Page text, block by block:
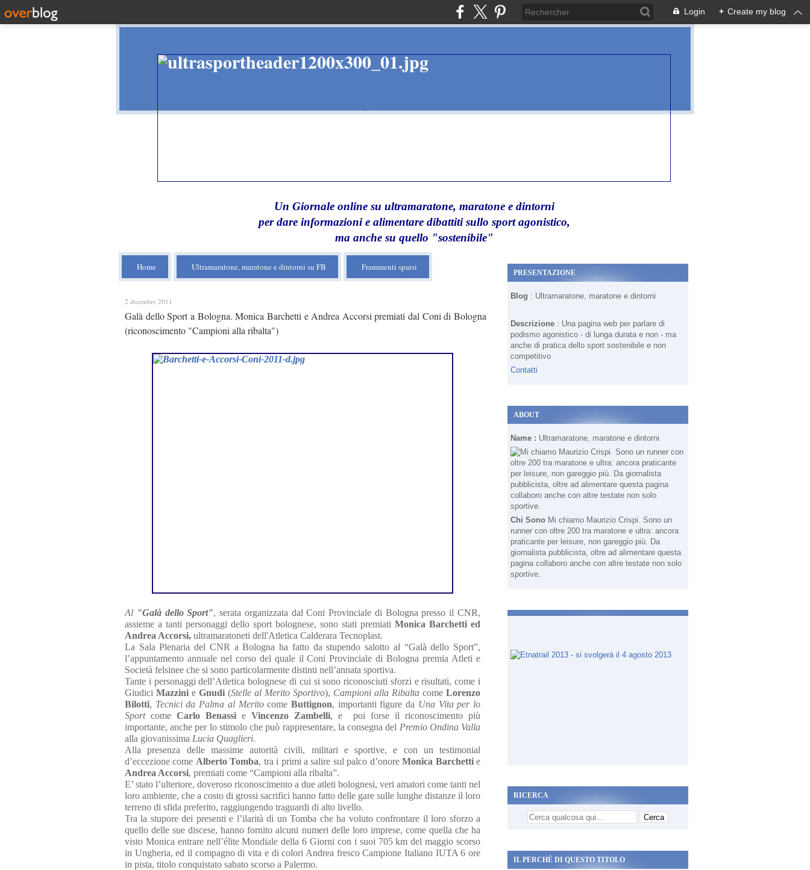
Login + Create my blog
Un Giornale online su ultramaratone, maratone e dintorni
per dare informazioni e alimentare dibattiti sullo sport agonistico,
ma anche su quello "sostenibile"
Home Ultramaratone, maratone e dintorni su FB Frammenti sparsi
2 dicembre 2011
Galà dello Sport a Bologna. Monica Barchetti e Andrea Accorsi premiati dal Coni di Bologna
(riconoscimento "Campioni alla ribalta")
Al "Galà dello Sport", serata organizzata dal Coni Provinciale di Bologna presso il CNR,
assieme a tanti personaggi dello sport bolognese, sono stati premiati Monica Barchetti ed
Andrea Accorsi, ultramaratoneti dell'Atletica Calderara Tecnoplast.
La Sala Plenaria del CNR a Bologna ha fatto da stupendo salotto al “Galà dello Sport”,
l’appuntamento annuale nel corso del quale il Coni Provinciale di Bologna premia Atleti e
Società felsinee che si sono particolarmente distinti nell’annata sportiva.
Tante i personaggi dell’Atletica bolognese di cui si sono riconosciuti sforzi e risultati, come i
Giudici Mazzini e Gnudi (Stelle al Merito Sportivo), Campioni alla Ribalta come Lorenzo
Bilotti, Tecnici da Palma al MeritocomeButtignon, importanti figure da Una Vita per lo
Sportcome Carlo Benassi e Vincenzo Zambelli, e poi forse il riconoscimento più
importante, anche per lo stimolo che può rappresentare, la consegna del Premio Ondina Valla
alla giovanissima Lucia Quaglieri.
Alla presenza delle massime autorità civili, militari e sportive, e con un testimonial
d’eccezione come Alberto Tomba, tra i primi a salire sul palco d’onoreMonica Barchettie
Andrea Accorsi, premiati come “Campioni alla ribalta”.
E’ stato l’ulteriore, doveroso riconoscimento a due atleti bolognesi, veri amatori come tanti nel
loro ambiente, che a costo di grossi sacrifici hanno fatto delle gare sulle lunghe distanze il loro
terreno di sfida preferito, raggiungendo traguardi di alto livello.
Tra la stupore dei presenti e l’ilarità di un Tomba che ha voluto confrontare il loro sforzo a
quello delle sue discese, hanno fornito alcuni numeri delle loro imprese, come quella che ha
visto Monica entrare nell’élite Mondiale della 6 Giorni con i suoi 705 km del maggio scorso
in Ungheria, ed il compagno di vita e di colori Andrea fresco Campione Italiano IUTA 6 ore
in pista, titolo conquistato sabato scorso a Palermo.
PRESENTAZIONE
Blog : Ultramaratone, maratone e dintorni
Descrizione : Una pagina web per parlare di
podismo agonistico - di lunga durata e non - ma
anche di pratica dello sport sostenibile e non
competitivo
Contatti
ABOUT
Name : Ultramaratone, maratone e dintorni
Chi Sono Mi chiamo Maurizio Crispi. Sono un
runner con oltre 200 tra maratone e ultra: ancora
praticante per leisure, non gareggio più. Da
giornalista pubblicista, oltre ad alimentare questa
pagina collaboro anche con altre testate non solo
sportive.
RICERCA
IL PERCHÈ DI QUESTO TITOLO